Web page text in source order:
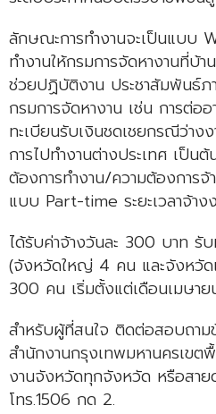
ลักษณะการทำงานจะเป็นแบบ
ทำงานให้กรมการจัดหางานที่บ้
ช่วยปฏิบัติงาน ประชาสัมพันธ์ภ
กรมการจัดหางาน เช่น การต่อ
ทะเบียนรับเงินชดเชยกรณีว่าง
การไปทำงานต่างประเทศ เป็น
ต้องการทำงาน/ความต้องการจ้
แบบ Part-time ระยะเวลาจ้า
ได้รับค่าจ้างวันละ 300 บาท รั
(จังหวัดใหญ่ 4 คน และจังหวั
300 คน เริ่มตั้งแต่เดือนเมษา
สำหรับผู้ที่สนใจ ติดต่อสอบถาม
สำนักงานกรุงเทพมหานครเขต
งานจังหวัดทุกจังหวัด หรือสาย
โทร.1506 กด 2.